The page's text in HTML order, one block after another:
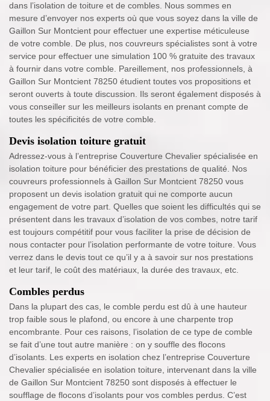
dans l’isolation de toiture et de combles. Nous sommes en
mesure d’envoyer nos experts où que vous soyez dans la ville de
Gaillon Sur Montcient pour effectuer une expertise méticuleuse
de votre comble. De plus, nos couvreurs spécialistes sont à votre
service pour effectuer une simulation 100 % gratuite des travaux
à fournir dans votre comble. Pareillement, nos professionnels, à
Gaillon Sur Montcient 78250 étudient toutes vos propositions et
seront ouverts à toute discussion. Ils seront également disposés à
vous conseiller sur les meilleurs isolants en prenant compte de
toutes les spécificités de votre comble.
Devis isolation toiture gratuit
Adressez-vous à l’entreprise Couverture Chevalier spécialisée en
isolation toiture pour bénéficier des prestations de qualité. Nos
couvreurs professionnels à Gaillon Sur Montcient 78250 vous
proposent un devis isolation gratuit qui ne comporte aucun
engagement de votre part. Quelles que soient les difficultés qui se
présentent dans les travaux d’isolation de vos combes, notre tarif
est toujours compétitif pour vous faciliter la prise de décision de
nous contacter pour l’isolation performante de votre toiture. Vous
verrez dans le devis tout ce qu’il y a à savoir sur nos prestations
et leur tarif, le coût des matériaux, la durée des travaux, etc.
Combles perdus
Dans la plupart des cas, le comble perdu est dû à une hauteur
trop faible sous le plafond, ou encore à une charpente trop
encombrante. Pour ces raisons, l’isolation de ce type de comble
se fait d’une tout autre manière : on y souffle des flocons
d’isolants. Les experts en isolation chez l’entreprise Couverture
Chevalier spécialisée en isolation toiture, intervenant dans la ville
de Gaillon Sur Montcient 78250 sont disposés à effectuer le
soufflage de flocons d’isolants pour vos combles perdus. C’est